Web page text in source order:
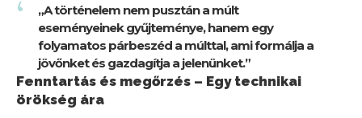
„A történelem nem pusztán a múlt
eseményeinek gyűjteménye, hanem egy
folyamatos párbeszéd a múlttal, ami formálja a
jövőnket és gazdagítja a jelenünket.”
Fenntartás és megőrzés – Egy technikai
örökség ára